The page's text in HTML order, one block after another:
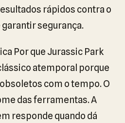
rápidos contra o
segurança.
Por que Jurassic Park
atemporal porque
com o tempo. O
das ferramentas. A
responde quando dá